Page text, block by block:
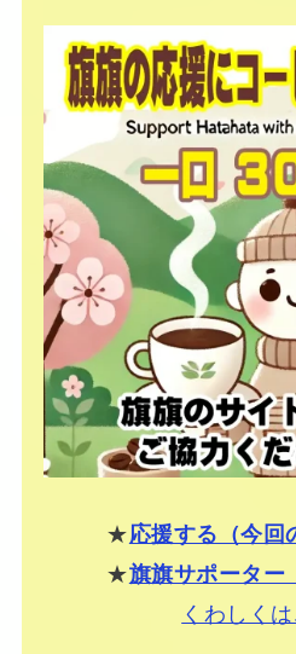
★応援する（今回
★旗旗サポーター
くわしく